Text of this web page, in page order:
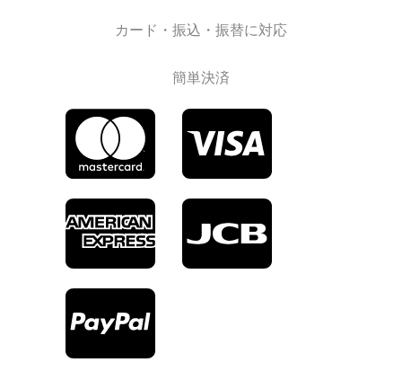
カード・振込・振替に対応
簡単決済